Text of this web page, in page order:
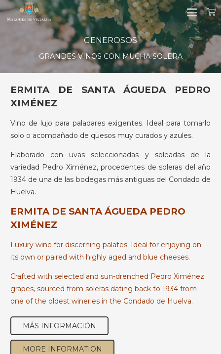
GENEROSOS
GRANDES VINOS CON MUCHA SOLERA
ERMITA DE SANTA ÁGUEDA PEDRO
XIMÉNEZ
Vino de lujo para paladares exigentes. Ideal para tomarlo
solo o acompañado de quesos muy curados y azules.
Elaborado con uvas seleccionadas y soleadas de la
variedad Pedro Ximénez, procedentes de soleras del año
1934 de una de las bodegas más antiguas del Condado de
Huelva.
ERMITA DE SANTA ÁGUEDA PEDRO
XIMÉNEZ
Luxury wine for discerning palates. Ideal for enjoying on
its own or paired with highly aged and blue cheeses.
Crafted with selected and sun-drenched Pedro Ximénez
grapes, sourced from soleras dating back to 1934 from
one of the oldest wineries in the Condado de Huelva.
MÁS INFORMACIÓN
MORE INFORMATION